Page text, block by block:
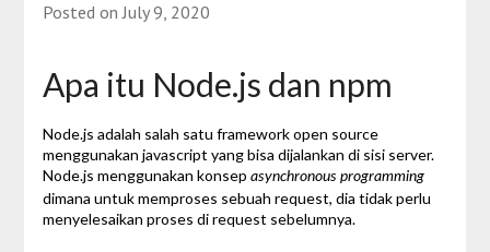
Posted onJuly 9, 2020
Apa itu Node.js dan npm
Node.js adalah salah satu framework open source
menggunakan javascript yang bisa dijalankan di sisi server.
Node.js menggunakan konsep asynchronous programming
dimana untuk memproses sebuah request, dia tidak perlu
menyelesaikan proses di request sebelumnya.